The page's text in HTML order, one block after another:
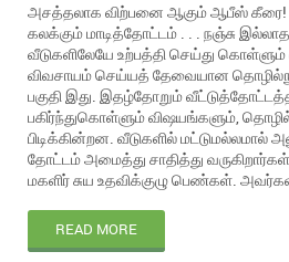
அசத்தலாக விற்பனை ஆகும் ஆபீஸ் கீரை!
கலக்கும் மாடித்தோட்டம் . . . நஞ்சு
வீடுகளிலேயே உற்பத்தி செய்து
விவசாயம் செய்யத் தேவையான
பகுதி இது. இதழ்தோறும்
பகிர்ந்துகொள்ளும் விஷயங்களும்,
பிடிக்கின்றன. வீடுகளில் மட்டுமல்லமால்
தோட்டம் அமைத்து சாதித்து
மகளிர் சுய உதவிக்குழு பெண்கள்.
READ MORE